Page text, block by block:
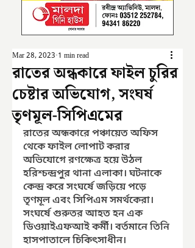
রাতের অন্ধকারে ফাইল চুরির
চেষ্টার অভিযোগ, সংঘর্ষ
তৃণমূল-সিপিএমের
Mar 28, 2023 1 min read
রাতের অন্ধকারে পঞ্চায়েত অফিস
থেকে ফাইল লোপাট করার
অভিযোগে রণক্ষেত্র হয়ে উঠল
হরিশ্চন্দ্রপুর থানা এলাকা। ঘটনাকে
কেন্দ্র করে সংঘর্ষে জড়িয়ে পড়ে
তৃণমূল এবং সিপিএম সমর্থকেরা।
সংঘর্ষে গুরুতর আহত হন এক
ডিওয়াইএফআই কর্মী। বর্তমানে তিনি
হাসপাতালে চিকিৎসাধীন।